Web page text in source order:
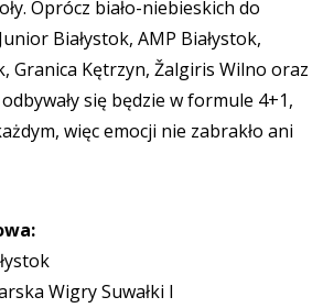
Oprócz biało-niebieskich do
Białystok, AMP Białystok,
Granica Kętrzyn, Žalgiris Wilno oraz
się będzie w formule 4+1,
więc emocji nie zabrakło ani
Wigry Suwałki I